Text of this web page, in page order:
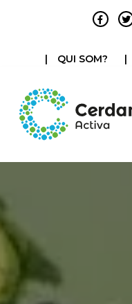
|
QUI SOM? |